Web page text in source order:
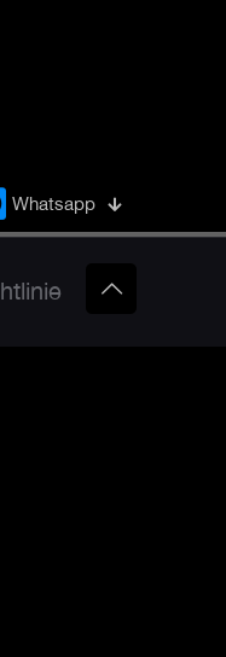
Whatsapp